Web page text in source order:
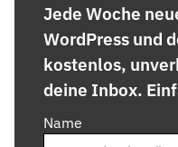
Jede Woche
WordPress und
kostenlos,
deine Inbox.
Name